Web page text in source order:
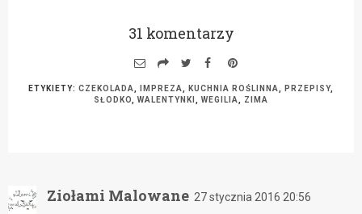
31 komentarzy
ETYKIETY: CZEKOLADA IMPREZA KUCHNIA ROŚLINNA PRZEPISY,
SŁODKO
WALENTYNKI WEGILIA ZIMA
Ziołami Malowane 27 stycznia 2016 20:56